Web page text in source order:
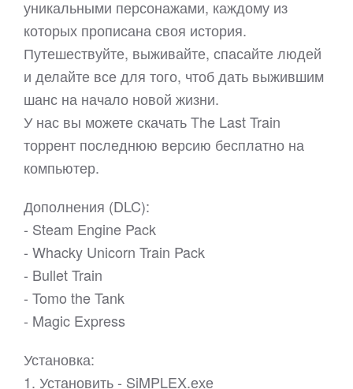
уникальными персонажами, каждому из
которых прописана своя история.
Путешествуйте, выживайте, спасайте людей
и делайте все для того, чтоб дать выжившим
шанс на начало новой жизни.
У нас вы можете скачать The Last Train
торрент последнюю версию бесплатно на
компьютер.
Дополнения (DLC):
- Steam Engine Pack
- Whacky Unicorn Train Pack
- Bullet Train
- Tomo the Tank
- Magic Express
Установка:
1. Установить - SiMPLEX.ехе